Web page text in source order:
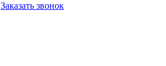
Заказать звонок